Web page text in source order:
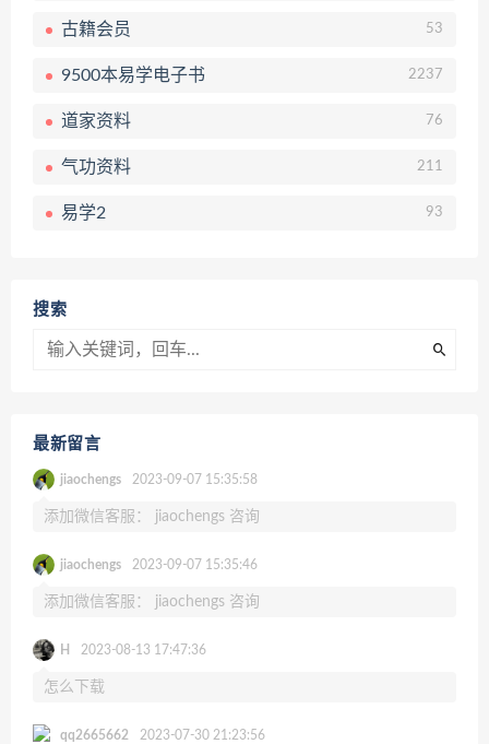
古籍会员 53
9500本易学电子书 2237
道家资料 76
气功资料 211
易学2 93
搜索
最新留言
jiaochengs 2023-09-07 15:35:58
添加微信客服： jiaochengs 咨询
jiaochengs 2023-09-07 15:35:46
添加微信客服： jiaochengs 咨询
H 2023-08-13 17:47:36
怎么下载
qq2665662 2023-07-30 21:23:56